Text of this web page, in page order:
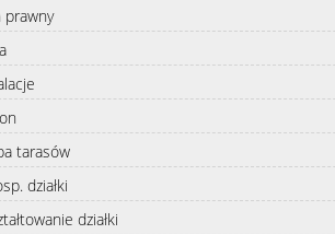
prawny
tarasów
działki
działki